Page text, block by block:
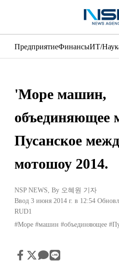
ПредприятиеФинансыИТ/
'Море машин,
объединяющее
Пусанское
мотошоу 2014.
NSP NEWS, By 오혜원 기자
Ввод 3 июня 2014 г. в 12:54
RUD1
#Море #машин #объединяющее